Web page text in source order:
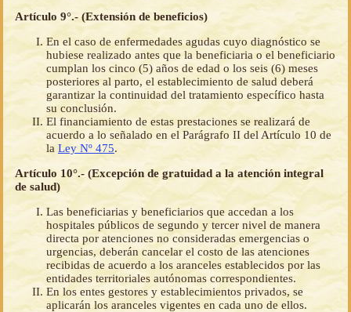
Artículo 9°.- (Extensión de beneficios)
En el caso de enfermedades agudas cuyo diagnóstico se
hubiese realizado antes que la beneficiaria o el beneficiario
cumplan los cinco (5) años de edad o los seis (6) meses
posteriores al parto, el establecimiento de salud deberá
garantizar la continuidad del tratamiento específico hasta
su conclusión.
El financiamiento de estas prestaciones se realizará de
acuerdo a lo señalado en el Parágrafo II del Artículo 10 de
la Ley Nº 475.
Artículo 10°.- (Excepción de gratuidad a la atención integral
de salud)
Las beneficiarias y beneficiarios que accedan a los
hospitales públicos de segundo y tercer nivel de manera
directa por atenciones no consideradas emergencias o
urgencias, deberán cancelar el costo de las atenciones
recibidas de acuerdo a los aranceles establecidos por las
entidades territoriales autónomas correspondientes.
En los entes gestores y establecimientos privados, se
aplicarán los aranceles vigentes en cada uno de ellos.